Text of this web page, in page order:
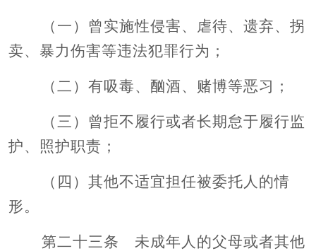
（一）曾实施性侵害、虐待、遗弃、拐
卖、暴力伤害等违法犯罪行为；
（二）有吸毒、酗酒、赌博等恶习；
（三）曾拒不履行或者长期怠于履行监
护、照护职责；
（四）其他不适宜担任被委托人的情
形。
第二十三条 未成年人的父母或者其他